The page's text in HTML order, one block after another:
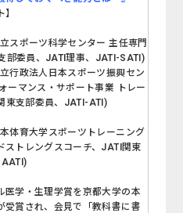
】
スポーツ科学センター 主任専門
部委員、JATI理事、JATI-SATI)
行政法人日本スポーツ振興セン
ーマンス・サポート事業 トレー
東支部委員、JATI-ATI)
体育大学スポーツトレーニング
ストレングスコーチ、JATI関東
医学・生理学賞を京都大学の本
受賞され、会見で「教科書に書